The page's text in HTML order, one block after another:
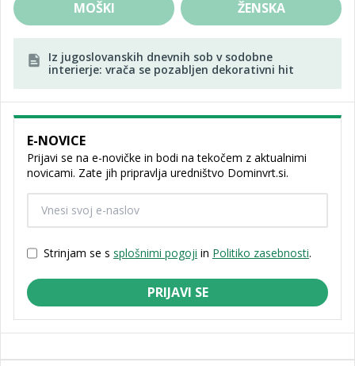
MOŠKI ŽENSKA
Iz jugoslovanskih dnevnih sob v sodobne
interierje: vrača se pozabljen dekorativni hit
E-NOVICE
Prijavi se na e-novičke in bodi na tekočem z aktualnimi
novicami. Zate jih pripravlja uredništvo Dominvrt.si.
Strinjam se s splošnimi pogoji in Politiko zasebnosti.
PRIJAVI SE